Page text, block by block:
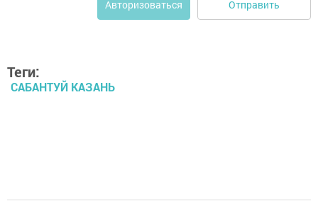
Авторизоваться Отправить
Теги:
САБАНТУЙ КАЗАНЬ